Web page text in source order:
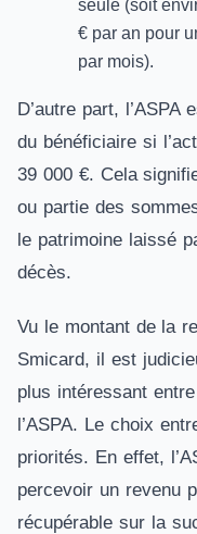
seule (soit
€ par an pour
par mois).
D’autre part,
du bénéficiaire si
39 000 €. Cela
ou partie des
le patrimoine laissé
décès.
Vu le montant de la
Smicard, il est
plus intéressant
l’ASPA. Le choix
priorités. En effet,
percevoir un revenu
récupérable sur la